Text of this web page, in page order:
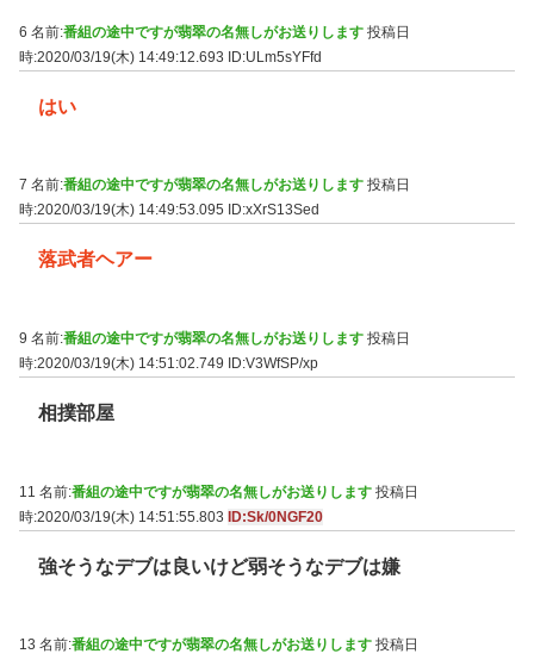
6 名前:番組の途中ですが翡翠の名無しがお送りします 投稿日
時:2020/03/19(木) 14:49:12.693 ID:ULm5sYFfd
はい
7 名前:番組の途中ですが翡翠の名無しがお送りします 投稿日
時:2020/03/19(木) 14:49:53.095
ID:xXrS13Sed
落武者ヘアー
9 名前:番組の途中ですが翡翠の名無しがお送りします 投稿日
時:2020/03/19(木) 14:51:02.749
ID:V3WfSP/xp
相撲部屋
11 名前:番組の途中ですが翡翠の名無しがお送りします 投稿日
時:2020/03/19(木) 14:51:55.803 ID:Sk/0NGF20
強そうなデブは良いけど弱そうなデブは嫌
13 名前:番組の途中ですが翡翠の名無しがお送りします 投稿日